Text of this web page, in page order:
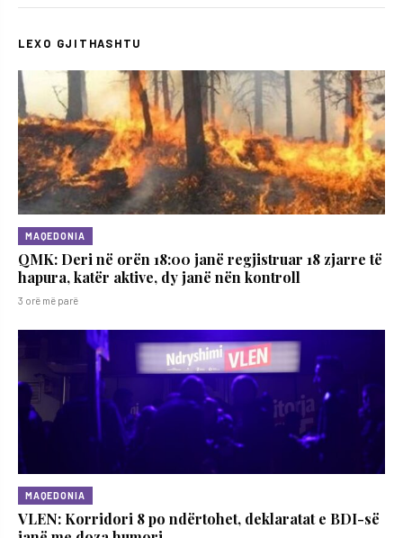
LEXO GJITHASHTU
MAQEDONIA
QMK: Deri në orën 18:00 janë regjistruar 18 zjarre të
hapura, katër aktive, dy janë nën kontroll
3 orë më parë
MAQEDONIA
VLEN: Korridori 8 po ndërtohet, deklaratat e BDI-së